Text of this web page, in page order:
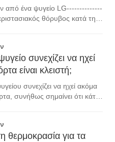
από ένα ψυγείο LG--------------
θόρυβος κατά τη
ακούσετε ...
συνεχίζει να ηχεί
είναι κλειστή;
συνεχίζει να ηχεί ακόμα
συνήθως σημαίνει ότι κάτι
κάποια τρόφι...
θερμοκρασία για τα